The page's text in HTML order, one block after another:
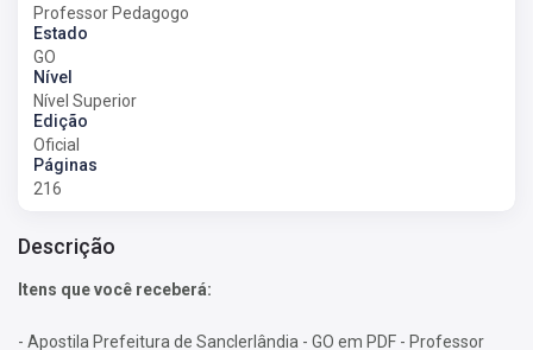
Professor Pedagogo
Estado
GO
Nível
Nível Superior
Edição
Oficial
Páginas
216
Descrição
Itens que você receberá:
- Apostila Prefeitura de Sanclerlândia - GO em PDF - Professor